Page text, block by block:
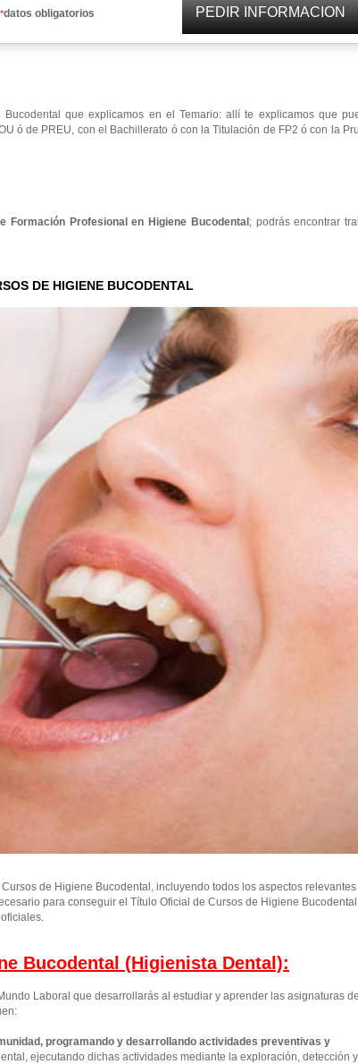
*datos obligatorios
Bucodental que explicamos en el Temario: allí te explicamos que
ó de PREU, con el Bachillerato ó con la Titulación de FP2 ó con la
Formación Profesional en Higiene Bucodental ; podrás encontrar
DE HIGIENE BUCODENTAL
de Higiene Bucodental, incluyendo todos los aspectos relevantes
para conseguir el Título Oficial de Cursos de Higiene Bucodental
Bucodental (Higienista Dental):
Laboral que desarrollarás al estudiar y aprender las asignaturas de
programando y desarrollando actividades preventivas y
ejecutando dichas actividades mediante la exploración, detección y